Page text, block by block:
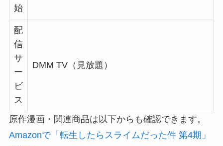
始
配
信
サ
ー
ビ
ス
DMM TV（見放題）
原作漫画・関連商品は以下からも確認できます。
Amazonで「転生したらスライムだった件 第4期」